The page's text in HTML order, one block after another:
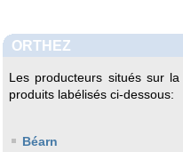
ORTHEZ
Les producteurs situés sur
produits labélisés ci-dessous:
Béarn